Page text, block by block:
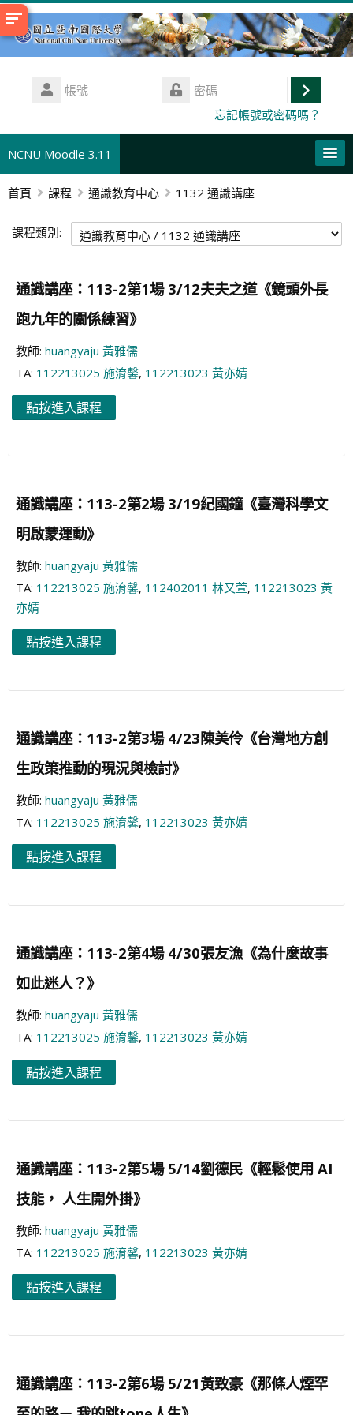
跳
至
號
登
忘記帳號或密碼嗎？
NCNU Moodle 3.11
正體中文 ‎(zh_tw)‎
搜
尋
送
首頁 課程 通識教育中心 1132 通識講座
課程類別:
通識講座：113-2第1場 3/12夫夫之道《鏡頭外長
跑九年的關係練習》
教師: huangyaju 黃雅儒
TA: 112213025 施淯馨, 112213023 黃亦婧
點按進入課程
通識講座：113-2第2場 3/19紀國鐘《臺灣科學文
明啟蒙運動》
教師: huangyaju 黃雅儒
TA: 112213025 施淯馨, 112402011 林又萱, 112213023 黃
亦婧
點按進入課程
通識講座：113-2第3場 4/23陳美伶《台灣地方創
生政策推動的現況與檢討》
教師: huangyaju 黃雅儒
TA: 112213025 施淯馨, 112213023 黃亦婧
點按進入課程
通識講座：113-2第4場 4/30張友漁《為什麼故事
如此迷人？》
教師: huangyaju 黃雅儒
TA: 112213025 施淯馨, 112213023 黃亦婧
點按進入課程
通識講座：113-2第5場 5/14劉德民《輕鬆使用 AI
技能， 人生開外掛》
教師: huangyaju 黃雅儒
TA: 112213025 施淯馨, 112213023 黃亦婧
點按進入課程
通識講座：113-2第6場 5/21黃致豪《那條人煙罕